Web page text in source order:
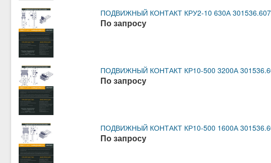
ПОДВИЖНЫЙ КОНТАКТ КРУ2-10 630А 301536.607
По запросу
ПОДВИЖНЫЙ КОНТАКТ КР10-500 3200А
По запросу
ПОДВИЖНЫЙ КОНТАКТ КР10-500 1600А
По запросу